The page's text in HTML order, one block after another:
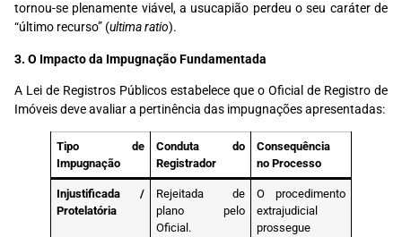
tornou-se plenamente viável, a usucapião perdeu o seu caráter de
“último recurso” (ultima ratio).
3. O Impacto da Impugnação Fundamentada
A Lei de Registros Públicos estabelece que o Oficial de Registro de
Imóveis deve avaliar a pertinência das impugnações apresentadas:
Tipo de
Impugnação
Conduta do
Registrador
Consequência
no Processo
Injustificada /
Protelatória
Rejeitada de
plano pelo
Oficial.
O procedimento
extrajudicial
prossegue